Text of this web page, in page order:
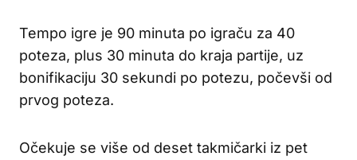
Tempo igre je 90 minuta po igraču za 40
poteza, plus 30 minuta do kraja partije, uz
bonifikaciju 30 sekundi po potezu, počevši od
prvog poteza.
Očekuje se više od deset takmičarki iz pet